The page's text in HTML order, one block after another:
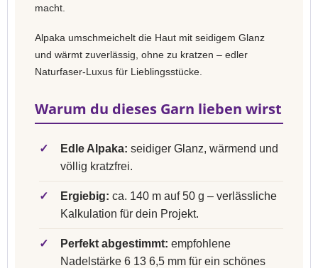
macht.
Alpaka umschmeichelt die Haut mit seidigem Glanz
und wärmt zuverlässig, ohne zu kratzen – edler
Naturfaser-Luxus für Lieblingsstücke.
Warum du dieses Garn lieben wirst
✓ Edle Alpaka: seidiger Glanz, wärmend und
völlig kratzfrei.
✓ Ergiebig: ca. 140 m auf 50 g – verlässliche
Kalkulation für dein Projekt.
✓ Perfekt abgestimmt: empfohlene
Nadelstärke 6 13 6,5 mm für ein schönes